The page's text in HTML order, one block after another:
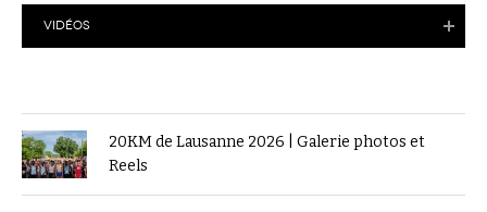
VIDÉOS
20KM de Lausanne 2026 | Galerie photos et
Reels